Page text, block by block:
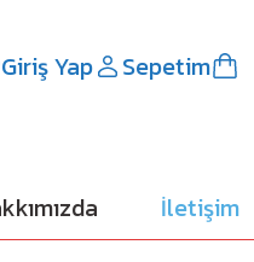
Giriş Yap Sepetim
İletişim